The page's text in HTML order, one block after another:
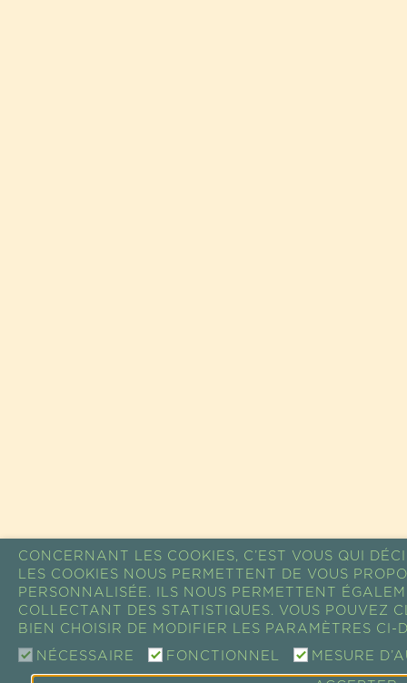
CONCERNANT LES COOKIES, C’EST VOUS QUI
LES COOKIES NOUS PERMETTENT DE VOUS
PERSONNALISÉE. ILS NOUS PERMETTENT
COLLECTANT DES STATISTIQUES. VOUS POUVEZ
BIEN CHOISIR DE MODIFIER LES PARAMÈTRES CI-
NÉCESSAIRE
FONCTIONNEL MESURE